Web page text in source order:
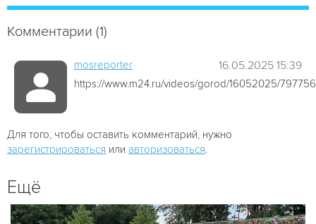
Комментарии (1)
mosreporter 16.05.2025 15:39
https://www.m24.ru/videos/gorod/16052025/797756
Для того, чтобы оставить комментарий, нужно
зарегистрироваться или авторизоваться
Ещё